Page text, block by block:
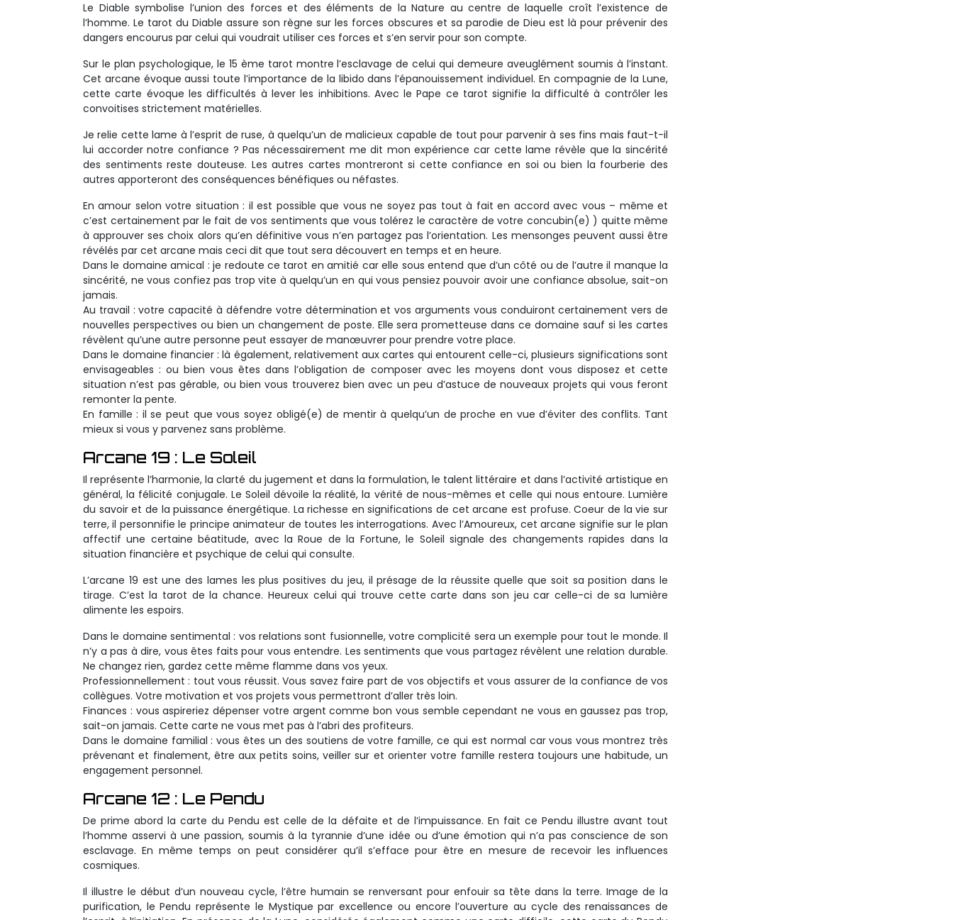
Le Diable symbolise l’union des forces et des éléments de la Nature au centre de laquelle croît l’existence de
l’homme. Le tarot du Diable assure son règne sur les forces obscures et sa parodie de Dieu est là pour prévenir des
dangers encourus par celui qui voudrait utiliser ces forces et s’en servir pour son compte.
Sur le plan psychologique, le 15 ème tarot montre l’esclavage de celui qui demeure aveuglément soumis à l’instant.
Cet arcane évoque aussi toute l’importance de la libido dans l’épanouissement individuel. En compagnie de la Lune,
cette carte évoque les difficultés à lever les inhibitions. Avec le Pape ce tarot signifie la difficulté à contrôler les
convoitises strictement matérielles.
Je relie cette lame à l’esprit de ruse, à quelqu’un de malicieux capable de tout pour parvenir à ses fins mais faut-t-il
lui accorder notre confiance ? Pas nécessairement me dit mon expérience car cette lame révèle que la sincérité
des sentiments reste douteuse. Les autres cartes montreront si cette confiance en soi ou bien la fourberie des
autres apporteront des conséquences bénéfiques ou néfastes.
En amour selon votre situation : il est possible que vous ne soyez pas tout à fait en accord avec vous – même et
c’est certainement par le fait de vos sentiments que vous tolérez le caractère de votre concubin(e) ) quitte même
à approuver ses choix alors qu’en définitive vous n’en partagez pas l’orientation. Les mensonges peuvent aussi être
révélés par cet arcane mais ceci dit que tout sera découvert en temps et en heure.
Dans le domaine amical : je redoute ce tarot en amitié car elle sous entend que d’un côté ou de l’autre il manque la
sincérité, ne vous confiez pas trop vite à quelqu’un en qui vous pensiez pouvoir avoir une confiance absolue, sait-on
jamais.
Au travail : votre capacité à défendre votre détermination et vos arguments vous conduiront certainement vers de
nouvelles perspectives ou bien un changement de poste. Elle sera prometteuse dans ce domaine sauf si les cartes
révèlent qu’une autre personne peut essayer de manœuvrer pour prendre votre place.
Dans le domaine financier : là également, relativement aux cartes qui entourent celle-ci, plusieurs significations sont
envisageables : ou bien vous êtes dans l’obligation de composer avec les moyens dont vous disposez et cette
situation n’est pas gérable, ou bien vous trouverez bien avec un peu d’astuce de nouveaux projets qui vous feront
remonter la pente.
En famille : il se peut que vous soyez obligé(e) de mentir à quelqu’un de proche en vue d’éviter des conflits. Tant
mieux si vous y parvenez sans problème.
Arcane 19 : Le Soleil
Il représente l’harmonie, la clarté du jugement et dans la formulation, le talent littéraire et dans l’activité artistique en
général, la félicité conjugale. Le Soleil dévoile la réalité, la vérité de nous-mêmes et celle qui nous entoure. Lumière
du savoir et de la puissance énergétique. La richesse en significations de cet arcane est profuse. Coeur de la vie sur
terre, il personnifie le principe animateur de toutes les interrogations. Avec l’Amoureux, cet arcane signifie sur le plan
affectif une certaine béatitude, avec la Roue de la Fortune, le Soleil signale des changements rapides dans la
situation financière et psychique de celui qui consulte.
L’arcane 19 est une des lames les plus positives du jeu, il présage de la réussite quelle que soit sa position dans le
tirage. C’est la tarot de la chance. Heureux celui qui trouve cette carte dans son jeu car celle-ci de sa lumière
alimente les espoirs.
Dans le domaine sentimental : vos relations sont fusionnelle, votre complicité sera un exemple pour tout le monde. Il
n’y a pas à dire, vous êtes faits pour vous entendre. Les sentiments que vous partagez révèlent une relation durable.
Ne changez rien, gardez cette même flamme dans vos yeux.
Professionnellement : tout vous réussit. Vous savez faire part de vos objectifs et vous assurer de la confiance de vos
collègues. Votre motivation et vos projets vous permettront d’aller très loin.
Finances : vous aspireriez dépenser votre argent comme bon vous semble cependant ne vous en gaussez pas trop,
sait-on jamais. Cette carte ne vous met pas à l’abri des profiteurs.
Dans le domaine familial : vous êtes un des soutiens de votre famille, ce qui est normal car vous vous montrez très
prévenant et finalement, être aux petits soins, veiller sur et orienter votre famille restera toujours une habitude, un
engagement personnel.
Arcane 12 : Le Pendu
De prime abord la carte du Pendu est celle de la défaite et de l’impuissance. En fait ce Pendu illustre avant tout
l’homme asservi à une passion, soumis à la tyrannie d’une idée ou d’une émotion qui n’a pas conscience de son
esclavage. En même temps on peut considérer qu’il s’efface pour être en mesure de recevoir les influences
cosmiques.
Il illustre le début d’un nouveau cycle, l’être humain se renversant pour enfouir sa tête dans la terre. Image de la
purification, le Pendu représente le Mystique par excellence ou encore l’ouverture au cycle des renaissances de